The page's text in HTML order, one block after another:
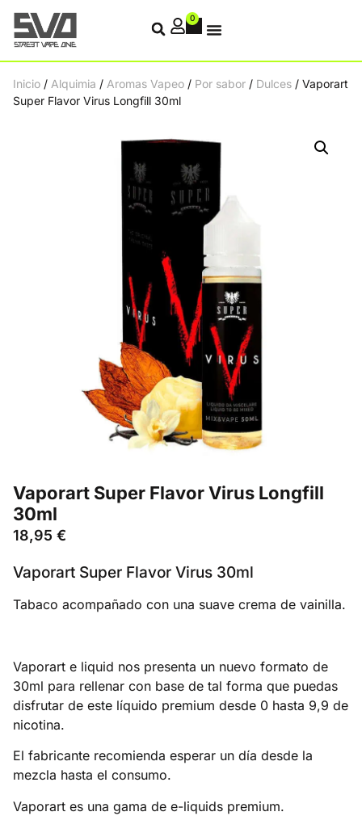
0
Inicio / Alquimia / Aromas Vapeo / Por sabor / Dulces / Vaporart
Super Flavor Virus Longfill 30ml
Vaporart Super Flavor Virus Longfill
30ml
18,95 €
Vaporart Super Flavor Virus 30ml
Tabaco acompañado con una suave crema de vainilla.
Vaporart e liquid nos presenta un nuevo formato de
30ml para rellenar con base de tal forma que puedas
disfrutar de este líquido premium desde 0 hasta 9,9 de
nicotina.
El fabricante recomienda esperar un día desde la
mezcla hasta el consumo.
Vaporart es una gama de e-liquids premium.